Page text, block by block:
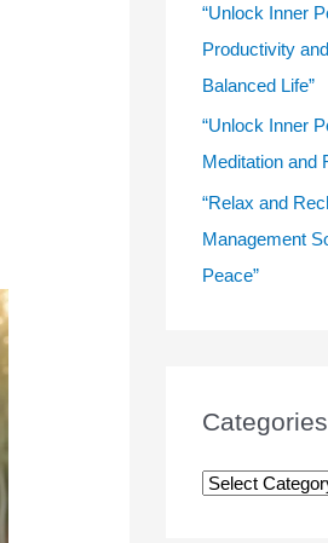
“Unlock Inner
Productivity
Balanced Life”
“Unlock Inner
Meditation and
“Relax and
Management
Peace”
Categories
C